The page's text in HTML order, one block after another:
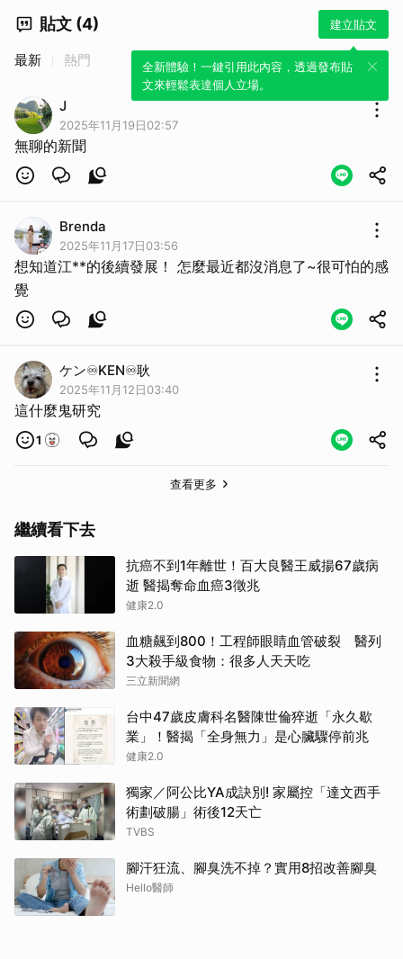
貼文 (4) 建立貼文
全新體驗！一鍵引用此內容，透過發布貼
文來輕鬆表達個人立場。
最新 熱門
J
2025年11月19日02:57
無聊的新聞
Brenda
2025年11月17日03:56
想知道江**的後續發展！ 怎麼最近都沒消息了~很可怕的感
覺
ケン♾️KEN♾️耿
2025年11月12日03:40
這什麼鬼研究
1
查看更多
繼續看下去
抗癌不到1年離世！百大良醫王威揚67歲病
逝 醫揭奪命血癌3徵兆
健康2.0
血糖飆到800！工程師眼睛血管破裂 醫列
3大殺手級食物：很多人天天吃
三立新聞網
台中47歲皮膚科名醫陳世倫猝逝「永久歇
業」！醫揭「全身無力」是心臟驟停前兆
健康2.0
獨家／阿公比YA成訣別! 家屬控「達文西手
術劃破腸」術後12天亡
TVBS
腳汗狂流、腳臭洗不掉？實用8招改善腳臭
Hello醫師
取消